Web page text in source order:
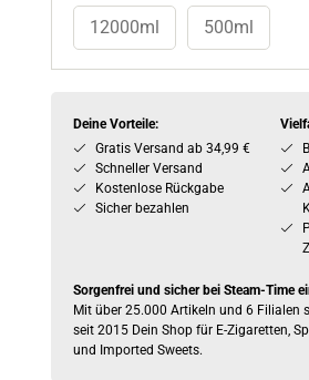
12000ml 500ml
Deine Vorteile:
Gratis Versand ab 34,99 €
Schneller Versand
Kostenlose Rückgabe
Sicher bezahlen
Sorgenfrei und sicher bei Steam-Time
Mit über 25.000 Artikeln und 6 Filialen
seit 2015 Dein Shop für E-Zigaretten,
und Imported Sweets.